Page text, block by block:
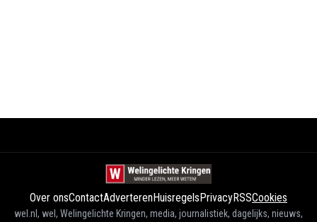
Over onsContactAdverterenHuisregelsPrivacyRSSCookies
wel.nl, wel, Welingelichte Kringen, media, journalistiek, dagelijks, nieuws,